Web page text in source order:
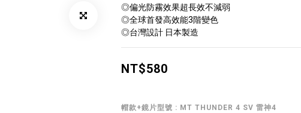
◎偏光防霧效果超長效不減弱
◎全球首發高效能3階變色
◎台灣設計 日本製造
NT$580
帽款+鏡片型號 : MT THUNDER 4 SV 雷神4